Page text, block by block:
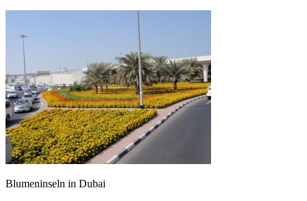
Blumeninseln in Dubai